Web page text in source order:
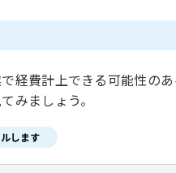
経費計上できる可能性の
みましょう。
します